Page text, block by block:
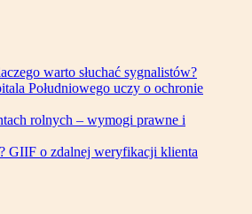
warto słuchać sygnalistów?
Południowego uczy o ochronie
rolnych – wymogi prawne i
GIIF o zdalnej weryfikacji klienta